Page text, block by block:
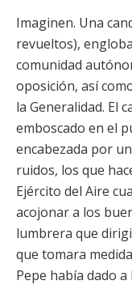
Imaginen. Una
revueltos),
comunidad
oposición, así
la Generalidad. El
emboscado en el
encabezada por
ruidos, los que
Ejército del Aire
acojonar a los
lumbrera que
que tomara
Pepe había dado a